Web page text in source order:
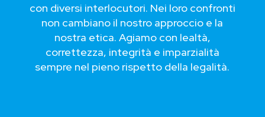
con diversi interlocutori. Nei loro confronti
non cambiano il nostro approccio e la
nostra etica. Agiamo con lealtà,
correttezza, integrità e imparzialità
sempre nel pieno rispetto della legalità.